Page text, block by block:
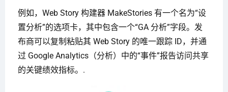
例如，Web Story 构建器 MakeStories 有一个名为“设
置分析”的选项卡，其中包含一个“GA 分析”字段。发
布商可以复制粘贴其 Web Story 的唯一跟踪 ID，并通
过 Google Analytics（分析）中的“事件”报告访问共享
的关键绩效指标。.